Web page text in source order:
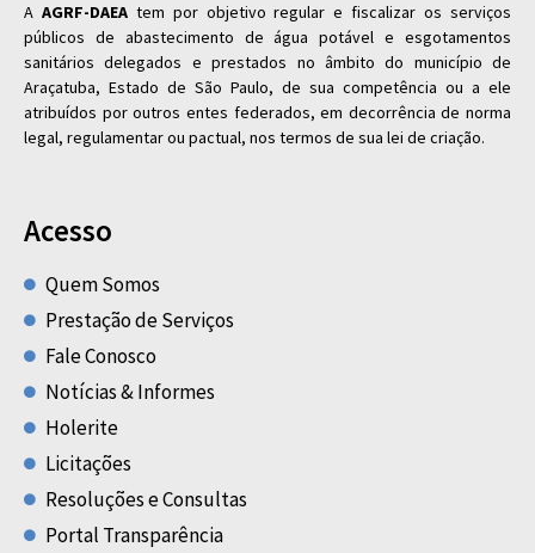
A AGRF-DAEAtem por objetivo regular e fiscalizar os serviços
públicos de abastecimento de água potável e esgotamentos
sanitários delegados e prestados no âmbito do município de
Araçatuba, Estado de São Paulo, de sua competência ou a ele
atribuídos por outros entes federados, em decorrência de norma
legal, regulamentar ou pactual, nos termos de sua lei de criação.
Acesso
Quem Somos
Prestação de Serviços
Fale Conosco
Notícias & Informes
Holerite
Licitações
Resoluções e Consultas
Portal Transparência